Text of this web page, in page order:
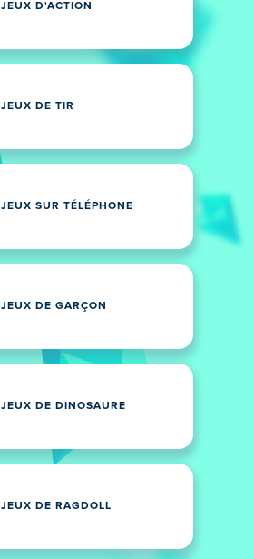
JEUX D'ACTION
JEUX DE TIR
JEUX SUR TÉLÉPHONE
JEUX DE GARÇON
JEUX DE DINOSAURE
JEUX DE RAGDOLL